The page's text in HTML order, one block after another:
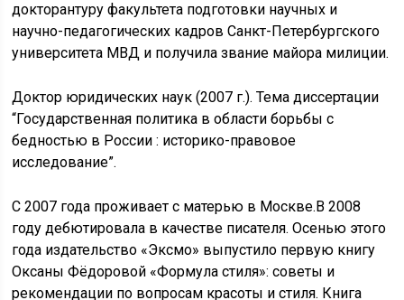
докторантуру факультета подготовки научных и
научно-педагогических кадров Санкт-Петербургского
университета МВД и получила звание майора милиции.
Доктор юридических наук (2007 г.). Тема диссертации
“Государственная политика в области борьбы с
бедностью в России : историко-правовое
исследование”.
C 2007 года проживает с матерью в Москве.В 2008
году дебютировала в качестве писателя. Осенью этого
года издательство «Эксмо» выпустило первую книгу
Оксаны Фёдоровой «Формула стиля»: советы и
рекомендации по вопросам красоты и стиля. Книга